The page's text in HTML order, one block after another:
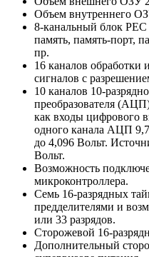
Объем внутреннего
8-канальный блок
память, память-порт,
пр.
16 каналов
сигналов с
10 каналов 10-
преобразователя
как входы цифрового
одного канала АЦП
до 4,096 Вольт.
Вольт.
Возможность
микроконтроллера.
Семь 16-разрядных
предделителями и
или 33 разрядов.
Сторожевой 16-
Дополнительный